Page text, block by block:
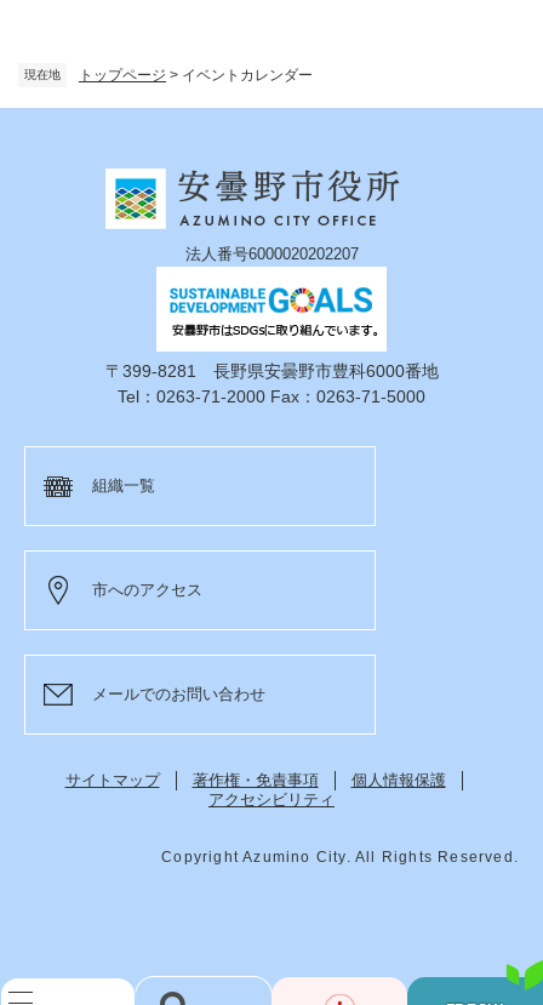
現在地 トップページ > イベントカレンダー
法人番号6000020202207
〒399-8281 長野県安曇野市豊科6000番地
Tel：0263-71-2000 Fax：0263-71-5000
組織一覧
市へのアクセス
メールでのお問い合わせ
サイトマップ 著作権・免責事項
個人情報保護
アクセシビリティ
Copyright Azumino City. All Rights Reserved.